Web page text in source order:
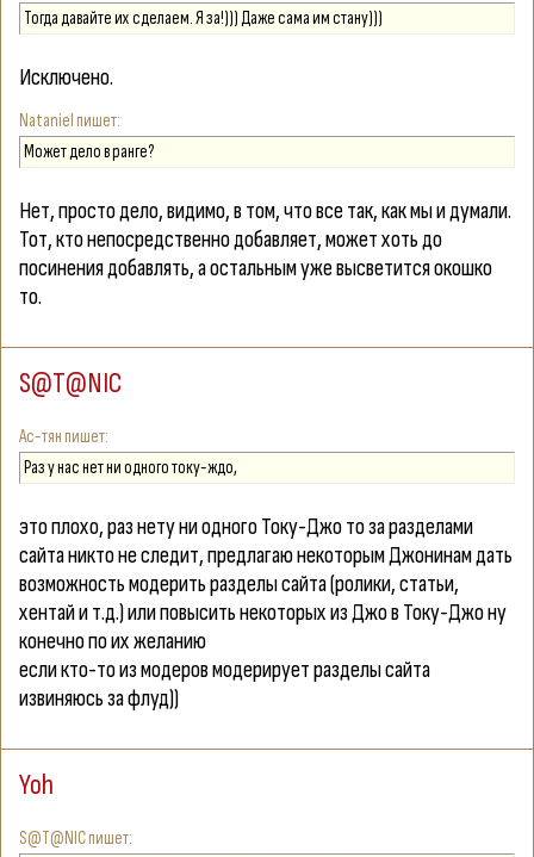
Тогда давайте их сделаем. Я за!))) Даже сама им стану)))
Исключено.
Nataniel
Может дело в ранге?
Нет, просто дело, видимо, в том, что все так, как мы и думали.
Тот, кто непосредственно добавляет, может хоть до
посинения добавлять, а остальным уже высветится окошко
то.
S@T@NIC
Ас-тян
Раз у нас нет ни одного току-ждо,
это плохо, раз нету ни одного Току-Джо то за разделами
сайта никто не следит, предлагаю некоторым Джонинам дать
возможность модерить разделы сайта (ролики, статьи,
хентай и т.д.) или повысить некоторых из Джо в Току-Джо ну
конечно по их желанию
если кто-то из модеров модерирует разделы сайта
извиняюсь за флуд))
Yoh
S@T@NIC